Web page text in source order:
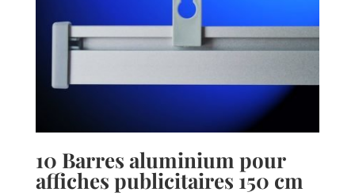
10 Barres aluminium pour
affiches publicitaires 150 cm